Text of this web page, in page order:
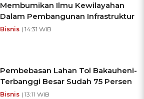
Membumikan Ilmu Kewilayahan
Dalam Pembangunan Infrastruktur
Bisnis | 14:31 WIB
Pembebasan Lahan Tol Bakauheni-
Terbanggi Besar Sudah 75 Persen
Bisnis | 13:11 WIB